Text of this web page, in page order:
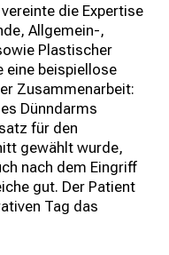
die Expertise
Allgemein-,
Plastischer
eine beispiellose
Zusammenarbeit:
Dünndarms
für den
gewählt wurde,
nach dem Eingriff
gut. Der Patient
Tag das